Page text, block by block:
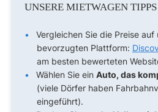
UNSERE MIETWAGEN
Vergleichen Sie die Preise auf
bevorzugten Plattform:
am besten bewerteten
Wählen Sie ein Auto, das
(viele Dörfer haben
eingeführt).